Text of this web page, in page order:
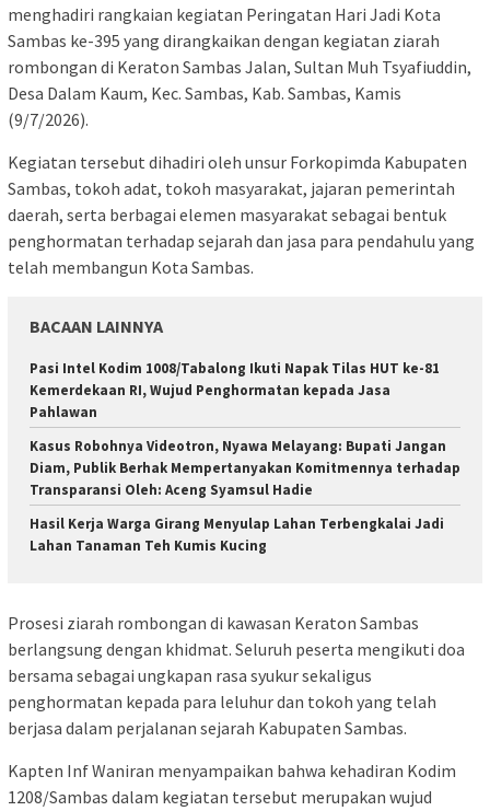
menghadiri rangkaian kegiatan Peringatan Hari Jadi Kota
Sambas ke-395 yang dirangkaikan dengan kegiatan ziarah
rombongan di Keraton Sambas Jalan, Sultan Muh Tsyafiuddin,
Desa Dalam Kaum, Kec. Sambas, Kab. Sambas, Kamis
(9/7/2026).
Kegiatan tersebut dihadiri oleh unsur Forkopimda Kabupaten
Sambas, tokoh adat, tokoh masyarakat, jajaran pemerintah
daerah, serta berbagai elemen masyarakat sebagai bentuk
penghormatan terhadap sejarah dan jasa para pendahulu yang
telah membangun Kota Sambas.
BACAAN LAINNYA
Pasi Intel Kodim 1008/Tabalong Ikuti Napak Tilas HUT ke-81
Kemerdekaan RI, Wujud Penghormatan kepada Jasa
Pahlawan
Kasus Robohnya Videotron, Nyawa Melayang: Bupati Jangan
Diam, Publik Berhak Mempertanyakan Komitmennya terhadap
Transparansi Oleh: Aceng Syamsul Hadie
Hasil Kerja Warga Girang Menyulap Lahan Terbengkalai Jadi
Lahan Tanaman Teh Kumis Kucing
Prosesi ziarah rombongan di kawasan Keraton Sambas
berlangsung dengan khidmat. Seluruh peserta mengikuti doa
bersama sebagai ungkapan rasa syukur sekaligus
penghormatan kepada para leluhur dan tokoh yang telah
berjasa dalam perjalanan sejarah Kabupaten Sambas.
Kapten Inf Waniran menyampaikan bahwa kehadiran Kodim
1208/Sambas dalam kegiatan tersebut merupakan wujud